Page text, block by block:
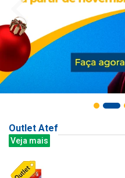
Outlet Atef
Veja mais